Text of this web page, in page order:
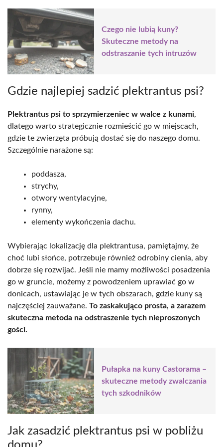
Czego nie lubią kuny?
Skuteczne metody na
odstraszanie tych intruzów
Gdzie najlepiej sadzić plektrantus psi?
Plektrantus psi to sprzymierzeniec w walce z kunami,
dlatego warto strategicznie rozmieścić go w miejscach,
gdzie te zwierzęta próbują dostać się do naszego domu.
Szczególnie narażone są:
poddasza,
strychy,
otwory wentylacyjne,
rynny,
elementy wykończenia dachu.
Wybierając lokalizację dla plektrantusa, pamiętajmy, że
choć lubi słońce, potrzebuje również odrobiny cienia, aby
dobrze się rozwijać. Jeśli nie mamy możliwości posadzenia
go w gruncie, możemy z powodzeniem uprawiać go w
donicach, ustawiając je w tych obszarach, gdzie kuny są
najczęściej zauważane. To zaskakująco prosta, a zarazem
skuteczna metoda na odstraszenie tych nieproszonych
gości.
Pułapka na kuny Castorama –
skuteczne metody zwalczania
tych szkodników
Jak zasadzić plektrantus psi w pobliżu